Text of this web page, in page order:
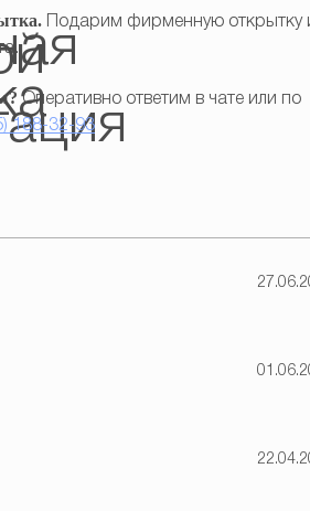
Подарим фирменную открытку
Оперативно ответим в чате или по
188-32-93